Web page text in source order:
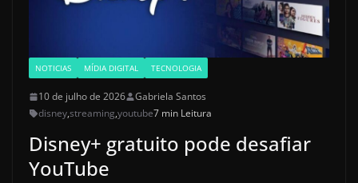
NOTICIAS MÍDIA DIGITAL TECNOLOGIA
10 de julho de 2026
Gabriela Santos
disney,streaming,youtube7 min Leitura
Disney+ gratuito pode desafiar
YouTube